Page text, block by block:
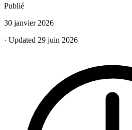
Publié
30 janvier 2026
· Updated 29 juin 2026